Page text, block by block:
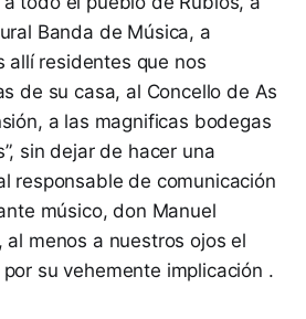
Banda de Música, a
allí residentes que nos
de su casa, al Concello de As
a las magnificas bodegas
sin dejar de hacer una
responsable de comunicación
músico, don Manuel
al menos a nuestros ojos el
su vehemente implicación .